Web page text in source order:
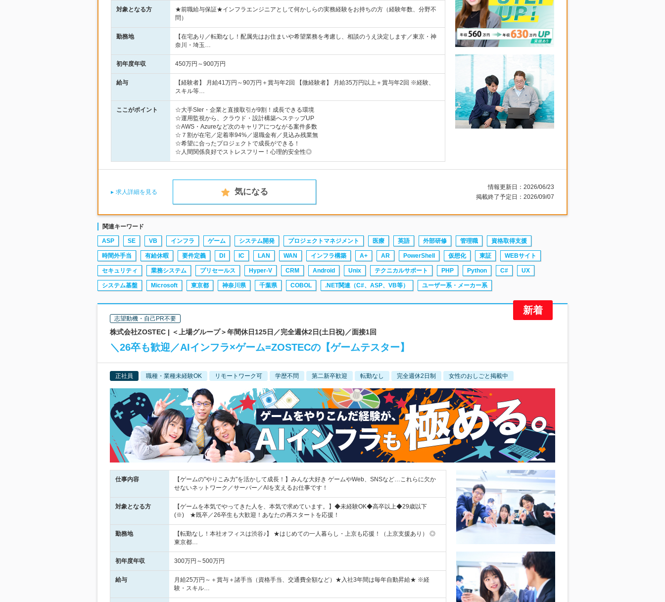
対象となる方
★前職給与保証★インフラエンジニアとして何かしらの実務経験をお持ちの方（経験年数、分野不
問）
勤務地
【在宅あり／転勤なし！配属先はお住まいや希望業務を考慮し、相談のうえ決定します／東京・神
奈川・埼玉…
初年度年収 450万円～900万円
給与
【経験者】 月給41万円～90万円＋賞与年2回 【微経験者】 月給35万円以上＋賞与年2回 ※経験、
スキル等…
ここがポイント
☆大手SIer・企業と直接取引が9割！成長できる環境
☆運用監視から、クラウド・設計構築へステップUP
☆AWS・Azureなど次のキャリアにつながる案件多数
☆７割が在宅／定着率94%／退職金有／見込み残業無
☆希望に合ったプロジェクトで成長ができる！
☆人間関係良好でストレスフリー！心理的安全性◎
求人詳細を見る 気になる
情報更新日：2026/06/23
掲載終了予定日：2026/09/07
関連キーワード
ASP SE VB インフラ ゲーム システム開発 プロジェクトマネジメント 医療 英語 外部研修 管理職 資格取得支援
時間外手当 有給休暇 要件定義 DI IC LAN WAN インフラ構築 A+ AR PowerShell 仮想化 東証 WEBサイト
セキュリティ 業務システム プリセールス Hyper-V CRM Android Unix テクニカルサポート PHP Python C# UX
システム基盤 Microsoft 東京都 神奈川県 千葉県 COBOL .NET関連（C#、ASP、VB等） ユーザー系・メーカー系
志望動機・自己PR不要
株式会社ZOSTEC | ＜上場グループ＞年間休日125日／完全週休2日(土日祝)／面接1回
＼26卒も歓迎／AIインフラ×ゲーム=ZOSTECの【ゲームテスター】
正社員 職種・業種未経験OK リモートワーク可 学歴不問 第二新卒歓迎 転勤なし 完全週休2日制 女性のおしごと掲載中
仕事内容
【ゲームの"やりこみ力"を活かして成長！】みんな大好き ゲームやWeb、SNSなど…これらに欠か
せないネットワーク／サーバー／AIを支えるお仕事です！
対象となる方
【ゲームを本気でやってきた人を、本気で求めています。】◆未経験OK◆高卒以上◆29歳以下
(※) ★既卒／26卒生も大歓迎！あなたの再スタートを応援！
勤務地
【転勤なし！本社オフィスは渋谷♪】 ★はじめての一人暮らし・上京も応援！（上京支援あり） ◎
東京都…
初年度年収 300万円～500万円
給与
月給25万円～＋賞与＋諸手当（資格手当、交通費全額など）★入社3年間は毎年自動昇給★ ※経
験・スキル…